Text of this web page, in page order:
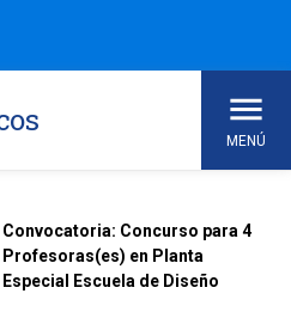
MENÚ
Convocatoria: Concurso para 4
Profesoras(es) en Planta
Especial Escuela de Diseño